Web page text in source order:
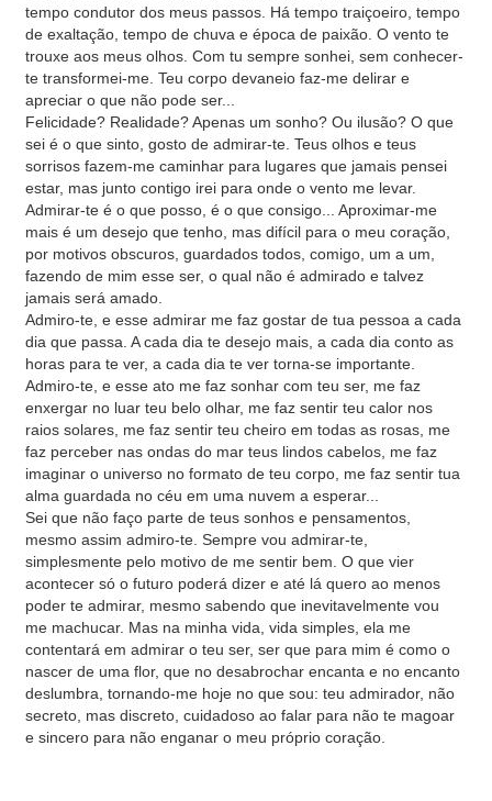
tempo condutor dos meus passos. Há tempo traiçoeiro, tempo
de exaltação, tempo de chuva e época de paixão. O vento te
trouxe aos meus olhos. Com tu sempre sonhei, sem conhecer-
te transformei-me. Teu corpo devaneio faz-me delirar e
apreciar o que não pode ser...
Felicidade? Realidade? Apenas um sonho? Ou ilusão? O que
sei é o que sinto, gosto de admirar-te. Teus olhos e teus
sorrisos fazem-me caminhar para lugares que jamais pensei
estar, mas junto contigo irei para onde o vento me levar.
Admirar-te é o que posso, é o que consigo... Aproximar-me
mais é um desejo que tenho, mas difícil para o meu coração,
por motivos obscuros, guardados todos, comigo, um a um,
fazendo de mim esse ser, o qual não é admirado e talvez
jamais será amado.
Admiro-te, e esse admirar me faz gostar de tua pessoa a cada
dia que passa. A cada dia te desejo mais, a cada dia conto as
horas para te ver, a cada dia te ver torna-se importante.
Admiro-te, e esse ato me faz sonhar com teu ser, me faz
enxergar no luar teu belo olhar, me faz sentir teu calor nos
raios solares, me faz sentir teu cheiro em todas as rosas, me
faz perceber nas ondas do mar teus lindos cabelos, me faz
imaginar o universo no formato de teu corpo, me faz sentir tua
alma guardada no céu em uma nuvem a esperar...
Sei que não faço parte de teus sonhos e pensamentos,
mesmo assim admiro-te. Sempre vou admirar-te,
simplesmente pelo motivo de me sentir bem. O que vier
acontecer só o futuro poderá dizer e até lá quero ao menos
poder te admirar, mesmo sabendo que inevitavelmente vou
me machucar. Mas na minha vida, vida simples, ela me
contentará em admirar o teu ser, ser que para mim é como o
nascer de uma flor, que no desabrochar encanta e no encanto
deslumbra, tornando-me hoje no que sou: teu admirador, não
secreto, mas discreto, cuidadoso ao falar para não te magoar
e sincero para não enganar o meu próprio coração.